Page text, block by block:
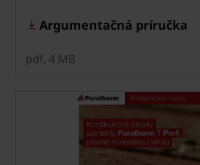
Argumentačná príručka
pdf, 4 MB